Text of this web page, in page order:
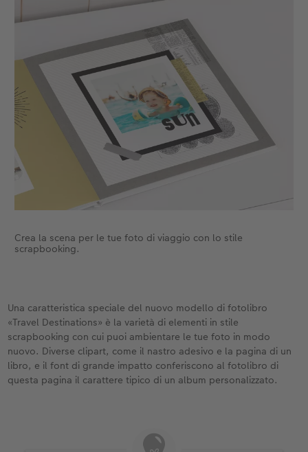
Crea la scena per le tue foto di viaggio con lo stile
scrapbooking.
Una caratteristica speciale del nuovo modello di fotolibro
«Travel Destinations» è la varietà di elementi in stile
scrapbooking con cui puoi ambientare le tue foto in modo
nuovo. Diverse clipart, come il nastro adesivo e la pagina di un
libro, e il font di grande impatto conferiscono al fotolibro di
questa pagina il carattere tipico di un album personalizzato.